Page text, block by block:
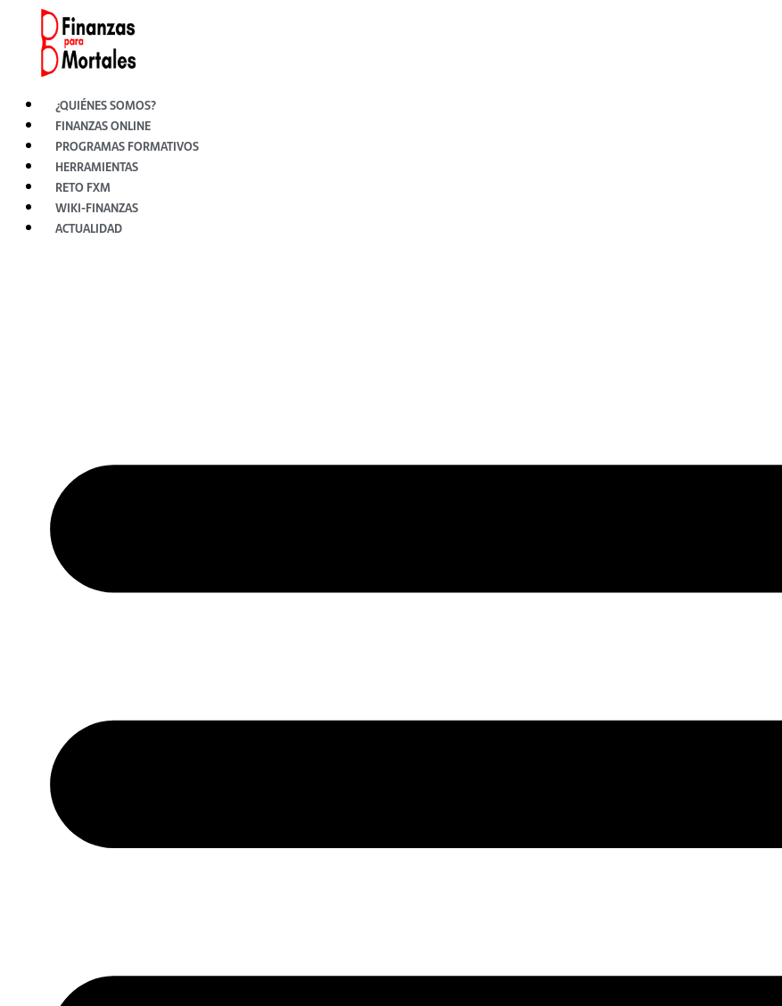
contenido
¿QUIÉNES SOMOS?
FINANZAS ONLINE
PROGRAMAS FORMATIVOS
HERRAMIENTAS
RETO FXM
WIKI-FINANZAS
ACTUALIDAD